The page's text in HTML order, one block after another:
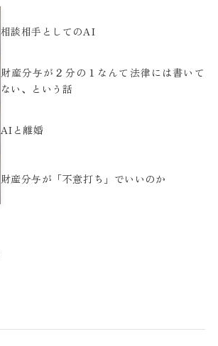
相談相手としてのAI
財産分与が２分の１なんて法律には書いて
ない、という話
AIと離婚
財産分与が「不意打ち」でいいのか